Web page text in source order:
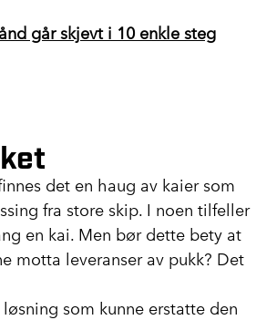
går skjevt i 10 enkle steg
det en haug av kaier som
fra store skip. I noen tilfeller
en kai. Men bør dette bety at
motta leveranser av pukk? Det
som kunne erstatte den